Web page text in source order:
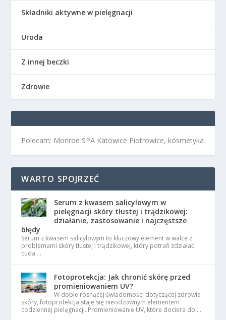
Składniki aktywne w pielęgnacji
Uroda
Z innej beczki
Zdrowie
Polecam: Monroe SPA Katowice Piotrowice, kosmetyka
WARTO SPOJRZEĆ
Serum z kwasem salicylowym w
pielęgnacji skóry tłustej i trądzikowej:
działanie, zastosowanie i najczęstsze
błędy
Serum z kwasem salicylowym to kluczowy element w walce z
problemami skóry tłustej i trądzikowej, który potrafi zdziałać
cuda …
Fotoprotekcja: Jak chronić skórę przed
promieniowaniem UV?
W dobie rosnącej świadomości dotyczącej zdrowia
skóry, fotoprotekcja staje się nieodzownym elementem
codziennej pielęgnacji. Promieniowanie UV, które dociera do …